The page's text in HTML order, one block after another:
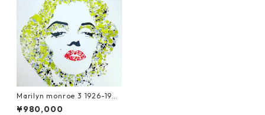
Marilyn monroe 3 1926-1962
/ 900mm x 900mm
¥980,000